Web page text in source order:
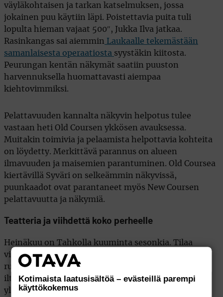
väyläkohtaisen ja tarkan katselmuksen, jossa
jokainen puu käytiin läpi. Poistettavia puita tuli
lopulta hieman vajaat 500″, Jukka Ilva jatkaa.
Rasinkangas sai aiemmin Laukaalle tekemästään
samanlaisesta operaatiosta syystäkin kiitosta.
Peurungan kentän näkymät saatiin puuston
harvennuksella huomattavasti aiempaa
kiehtovimmiksi.
Pelattavuuden kannalta näkyvin helpotus tulee
vastaan heti Old Coursen ykkösen avauksessa.
Muitakin toimivia ja pelaamista helpottavia kohteita
on löydetty. Merkittävä parannus on alueen
ilmavuuden ja maisemien parantuminen. Old Coursea
kiertävillä Syväri on selkeämmin näkyvissä,
puunkaadot ovat parantaneet myös New Coursen
pelattavuutta ja näkymiä.
Teatteria ja viihdettä koko perheelle
Heinäkuu on Tahkolla kuuminta sesonkia. Tilaa
vieraspelaajille kuitenkin on, kentillä mahdollinen
ruuhka painottuu aamupäivään ja aikaiseen
iltapäivään. Iltaa kohden mentäessä starttaajia on
yleensä harvassa.
Kotimaista laatusisältöä – evästeillä parempi
käyttökokemus